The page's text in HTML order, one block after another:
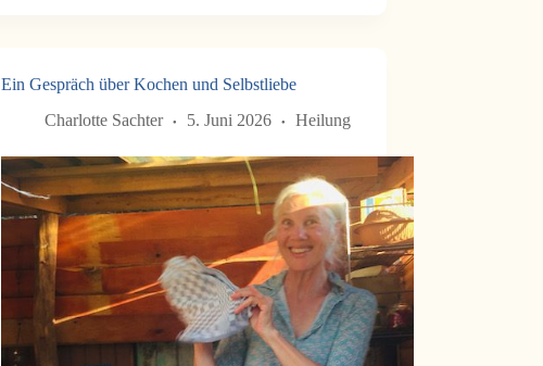
Ein Gespräch über Kochen und Selbstliebe
Charlotte Sachter
5. Juni 2026 Heilung